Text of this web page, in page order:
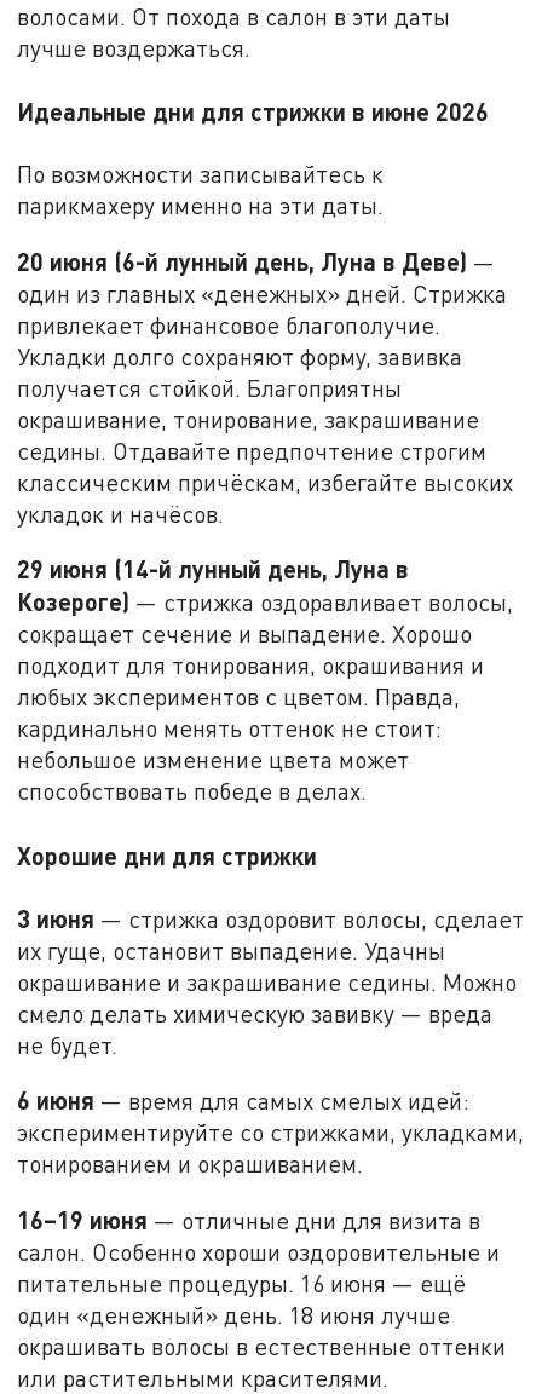
волосами. От похода в салон в эти даты
лучше воздержаться.
Идеальные дни для стрижки в июне 2026
По возможности записывайтесь к
парикмахеру именно на эти даты.
20 июня (6-й лунный день, Луна в Деве) —
один из главных «денежных» дней. Стрижка
привлекает финансовое благополучие.
Укладки долго сохраняют форму, завивка
получается стойкой. Благоприятны
окрашивание, тонирование, закрашивание
седины. Отдавайте предпочтение строгим
классическим причёскам, избегайте высоких
укладок и начёсов.
29 июня (14-й лунный день, Луна в
Козероге) — стрижка оздоравливает волосы,
сокращает сечение и выпадение. Хорошо
подходит для тонирования, окрашивания и
любых экспериментов с цветом. Правда,
кардинально менять оттенок не стоит:
небольшое изменение цвета может
способствовать победе в делах.
Хорошие дни для стрижки
3 июня — стрижка оздоровит волосы, сделает
их гуще, остановит выпадение. Удачны
окрашивание и закрашивание седины. Можно
смело делать химическую завивку — вреда
не будет.
6 июня — время для самых смелых идей:
экспериментируйте со стрижками, укладками,
тонированием и окрашиванием.
16–19 июня — отличные дни для визита в
салон. Особенно хороши оздоровительные и
питательные процедуры. 16 июня — ещё
один «денежный» день. 18 июня лучше
окрашивать волосы в естественные оттенки
или растительными красителями.